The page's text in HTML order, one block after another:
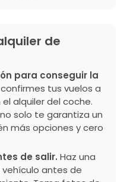
de
para conseguir la
tus vuelos a
alquiler del coche.
solo te garantiza un
más opciones y cero
de salir. Haz una
antes de